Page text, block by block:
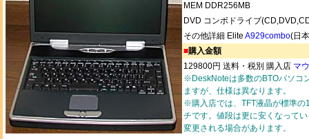
MEM DDR256MB
DVD コンボドライブ
その他詳細 Elite A929combo(日
■購入金額
129800円 送料・税別 購入店 マ
※DeskNoteは多数のBTOパソコ
ますが、仕様は異なります。
※購入店では、TFT液晶が標準の
チです。値段は更に安くなって
変更される場合があります。